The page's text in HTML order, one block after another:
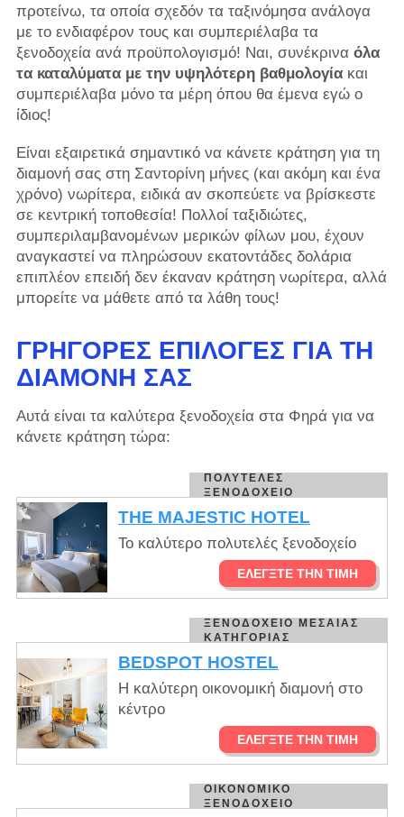
προτείνω, τα οποία σχεδόν τα ταξινόμησα ανάλογα
με το ενδιαφέρον τους και συμπεριέλαβα τα
ξενοδοχεία ανά προϋπολογισμό! Ναι, συνέκρινα όλα
τα καταλύματα με την υψηλότερη βαθμολογίακαι
συμπεριέλαβα μόνο τα μέρη όπου θα έμενα εγώ ο
ίδιος!
Είναι εξαιρετικά σημαντικό να κάνετε κράτηση για τη
διαμονή σας στη Σαντορίνη μήνες (και ακόμη και ένα
χρόνο) νωρίτερα, ειδικά αν σκοπεύετε να βρίσκεστε
σε κεντρική τοποθεσία! Πολλοί ταξιδιώτες,
συμπεριλαμβανομένων μερικών φίλων μου, έχουν
αναγκαστεί να πληρώσουν εκατοντάδες δολάρια
επιπλέον επειδή δεν έκαναν κράτηση νωρίτερα, αλλά
μπορείτε να μάθετε από τα λάθη τους!
ΓΡΉΓΟΡΕΣ ΕΠΙΛΟΓΈΣ ΓΙΑ ΤΗ
ΔΙΑΜΟΝΉ ΣΑΣ
Αυτά είναι τα καλύτερα ξενοδοχεία στα Φηρά για να
κάνετε κράτηση τώρα:
ΠΟΛΥΤΕΛΈΣ
ΞΕΝΟΔΟΧΕΊΟ
THE MAJESTIC HOTEL
Το καλύτερο πολυτελές ξενοδοχείο
ΕΛΈΓΞΤΕ ΤΗΝ ΤΙΜΉ
ΞΕΝΟΔΟΧΕΊΟ ΜΕΣΑΊΑΣ
ΚΑΤΗΓΟΡΊΑΣ
BEDSPOT HOSTEL
Η καλύτερη οικονομική διαμονή στο
κέντρο
ΕΛΈΓΞΤΕ ΤΗΝ ΤΙΜΉ
ΟΙΚΟΝΟΜΙΚΌ
ΞΕΝΟΔΟΧΕΊΟ